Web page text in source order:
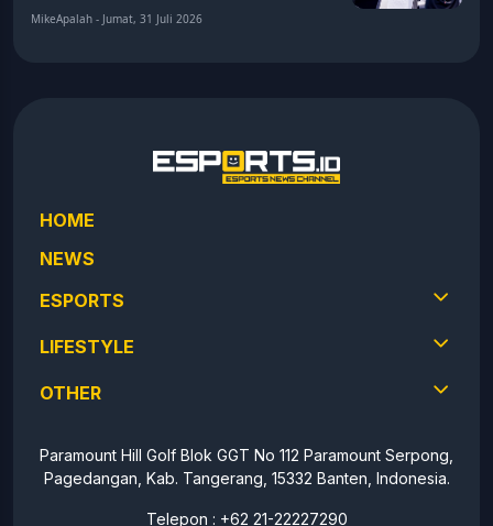
MikeApalah - Jumat, 31 Juli 2026
HOME
NEWS
ESPORTS
LIFESTYLE
OTHER
Paramount Hill Golf Blok GGT No 112 Paramount Serpong,
Pagedangan, Kab. Tangerang, 15332 Banten, Indonesia.
Telepon : +62 21-22227290